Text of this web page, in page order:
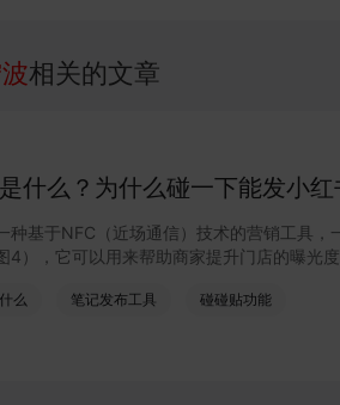
相关的文章
什么？为什么碰一下能发小红
种基于NFC（近场通信）技术的营销工具，
4），它可以用来帮助商家提升门店的曝光
么 笔记发布工具 碰碰贴功能